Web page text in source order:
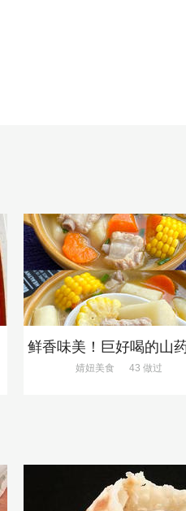
婧妞美食 43 做过